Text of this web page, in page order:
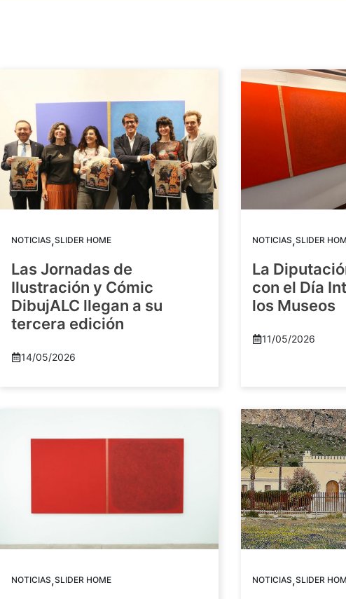
NOTICIAS,SLIDER HOME
Las Jornadas de
Ilustración y Cómic
DibujALC llegan a su
tercera edición
14/05/2026
NOTICIAS,SLIDER
La
con el Día
los Museos
11/05/2026
NOTICIAS,SLIDER HOME NOTICIAS,SLIDER